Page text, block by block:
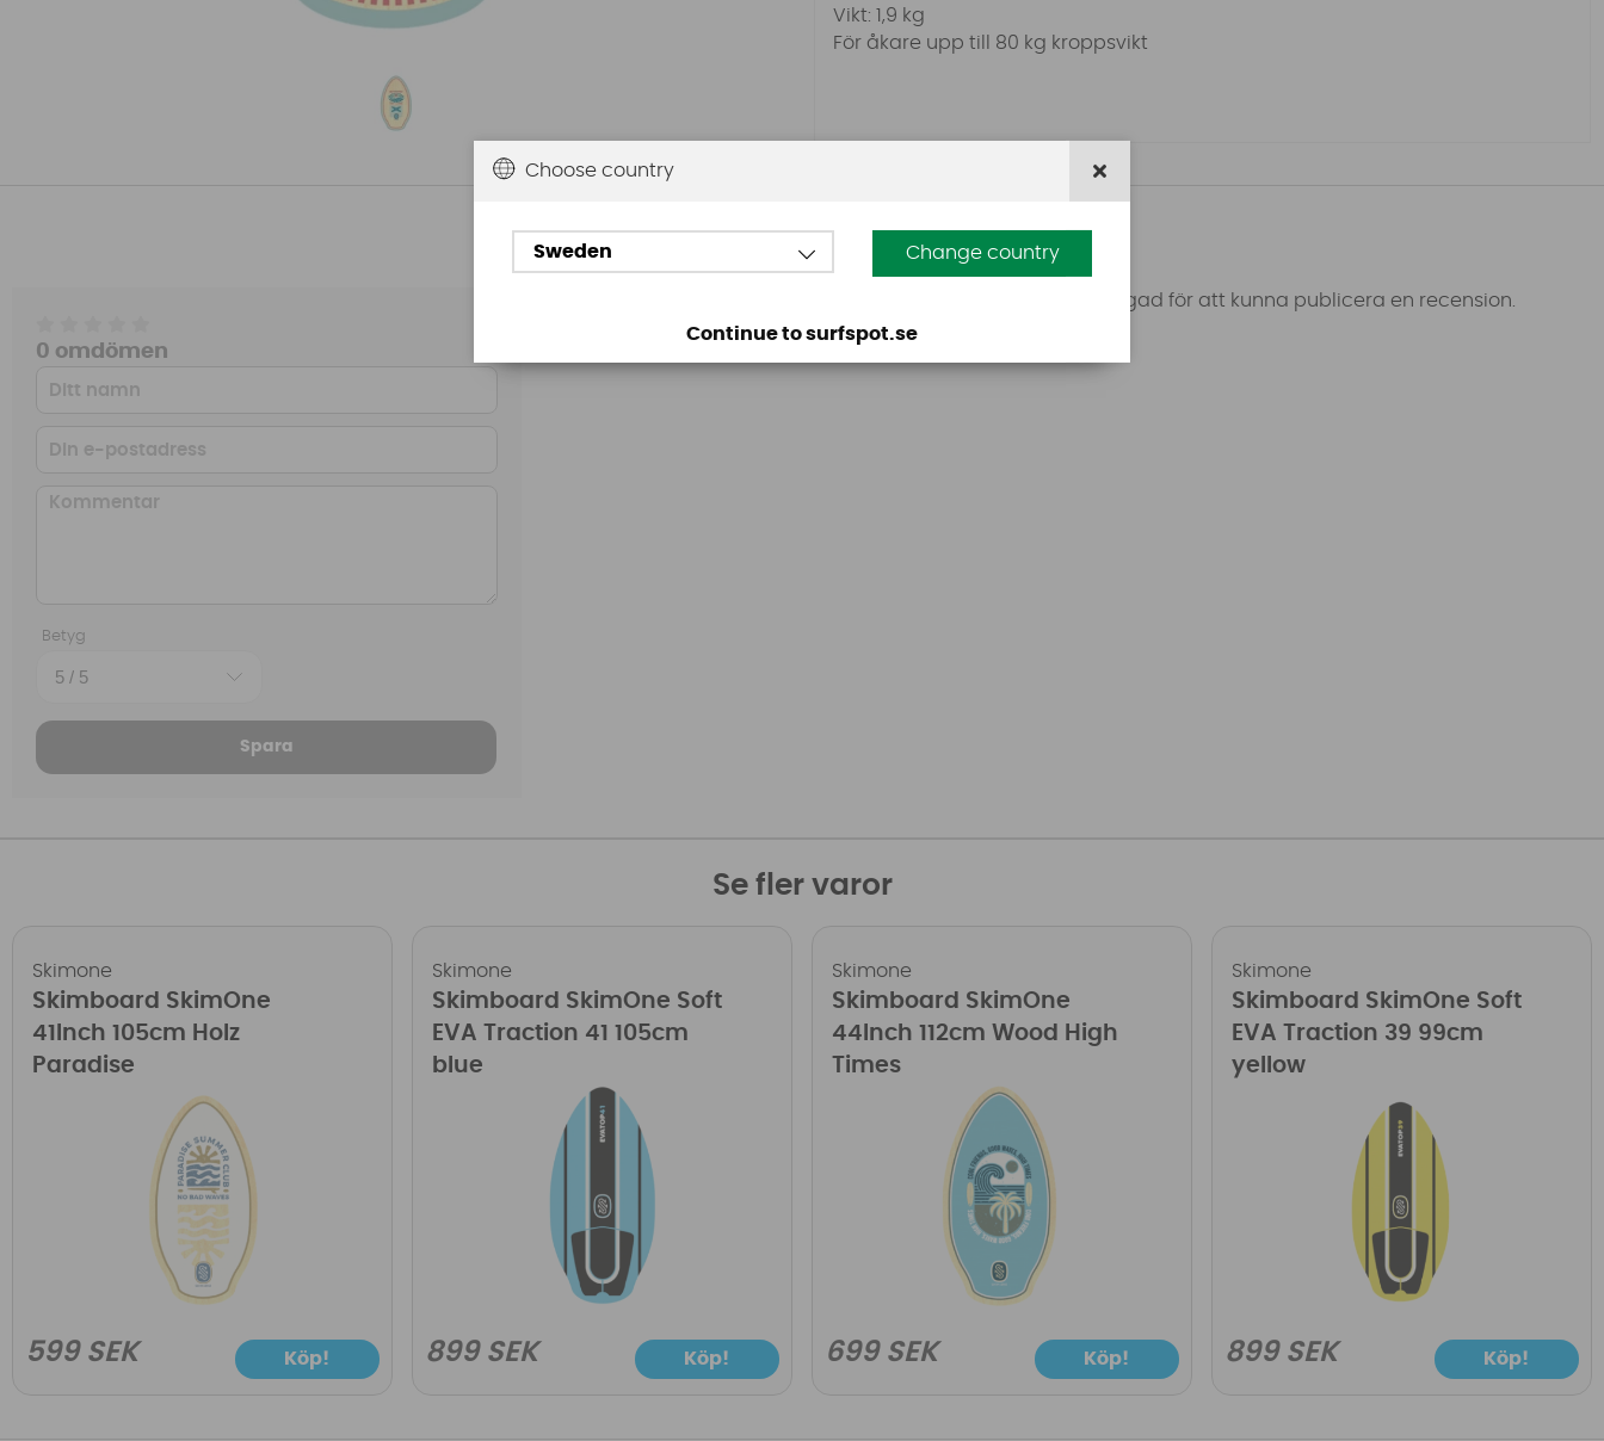
Vikt: 1,9 kg
För åkare upp till 80 kg kroppsvikt
Omdömen
0 omdömen
Betyg
Spara
Den här produkten har inga recensioner. Du måste vara inloggad för att kunna publicera en recension.
Se fler varor
Skimone
Skimboard SkimOne
41Inch 105cm Holz
Paradise
599 SEK Köp!
Skimone
Skimboard SkimOne Soft
EVA Traction 41 105cm
blue
899 SEK Köp!
Skimone
Skimboard SkimOne
44Inch 112cm Wood High
Times
699 SEK Köp!
Skimone
Skimboard SkimOne Soft
EVA Traction 39 99cm
yellow
899 SEK Köp!
Choose country
Sweden Change country
Continue to surfspot.se